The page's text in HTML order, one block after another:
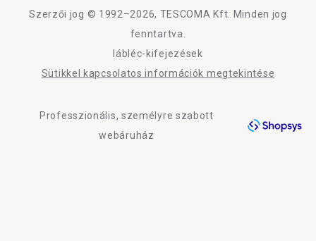
Adatkezelési Tájékoztató
Szerzői jog © 1992–2026, TESCOMA Kft. Minden jog
fenntartva.
lábléc-kifejezések
Sütikkel kapcsolatos információk megtekintése
Professzionális, személyre szabott
webáruház